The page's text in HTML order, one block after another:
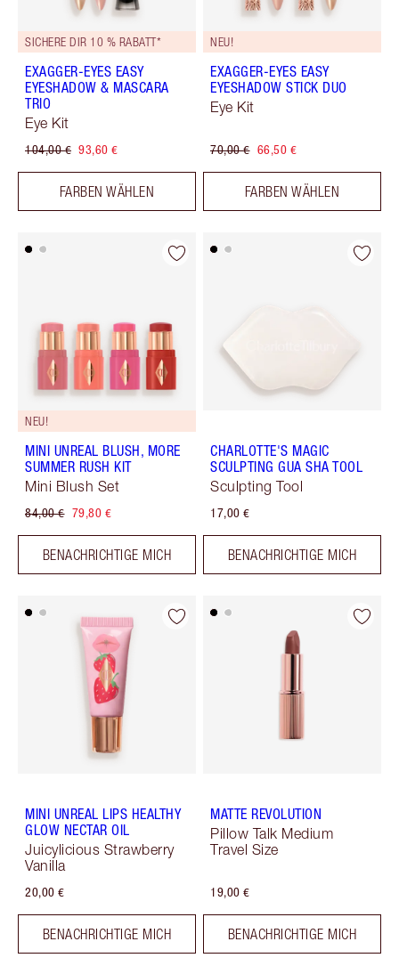
SICHERE DIR 10 % RABATT*
EXAGGER-EYES EASY
EYESHADOW & MASCARA
TRIO
Eye Kit
104,00 € 93,60 €
FARBEN WÄHLEN
NEU!
EXAGGER-EYES EASY
EYESHADOW STICK DUO
Eye Kit
70,00 € 66,50 €
FARBEN WÄHLEN
NEU!
MINI UNREAL BLUSH, MORE
SUMMER RUSH KIT
Mini Blush Set
84,00 € 79,80 €
BENACHRICHTIGE MICH
CHARLOTTE'S MAGIC
SCULPTING GUA SHA TOOL
Sculpting Tool
17,00 €
BENACHRICHTIGE MICH
MINI UNREAL LIPS HEALTHY
GLOW NECTAR OIL
Juicylicious Strawberry
Vanilla
20,00 €
BENACHRICHTIGE MICH
MATTE REVOLUTION
Pillow Talk Medium
Travel Size
19,00 €
BENACHRICHTIGE MICH